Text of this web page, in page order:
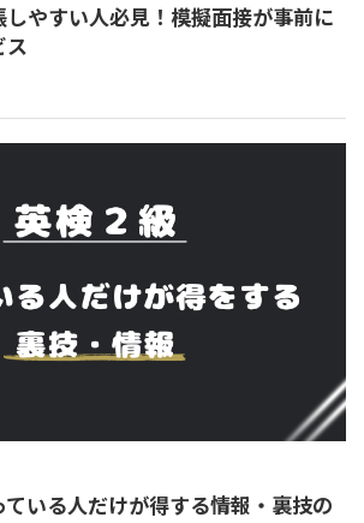
しやすい人必見！模擬面接が事前に
ス
ている人だけが得する情報・裏技の